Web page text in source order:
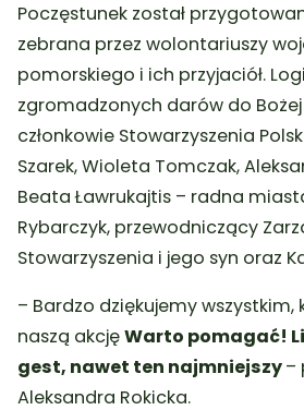
Poczęstunek został
zebrana przez wolontariuszy
pomorskiego i ich przyjaciół.
zgromadzonych darów do
członkowie Stowarzyszenia
Szarek, Wioleta Tomczak,
Beata Ławrukajtis – radna
Rybarczyk, przewodniczący
Stowarzyszenia i jego syn oraz
– Bardzo dziękujemy wszystkim,
naszą akcjęWarto pomagać!
gest, nawet ten najmniejszy–
Aleksandra Rokicka.